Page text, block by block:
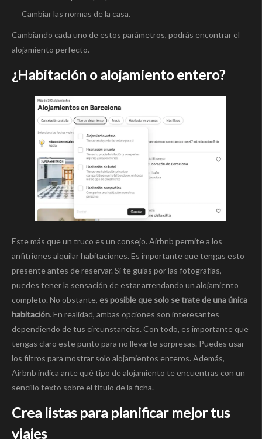
Cambiar las normas de la casa.
Cambiando cada uno de estos parámetros, podrás encontrar el
alojamiento perfecto.
¿Habitación o alojamiento entero?
Este más que un truco es un consejo. Airbnb permite a los
anfitriones alquilar habitaciones. Es importante que tengas esto
presente antes de reservar. Si te guías por las fotografías,
puedes tener la sensación de estar arrendando un alojamiento
completo. No obstante, es posible que solo se trate de una única
habitación. En realidad, ambas opciones son interesantes
dependiendo de tus circunstancias. Con todo, es importante que
tengas claro este punto para no llevarte sorpresas. Puedes usar
los filtros para mostrar solo alojamientos enteros. Además,
Airbnb indica ante qué tipo de alojamiento te encuentras con un
sencillo texto sobre el título de la ficha.
Crea listas para planificar mejor tus
viajes